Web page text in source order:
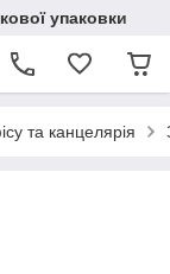
упаковки
та канцелярія